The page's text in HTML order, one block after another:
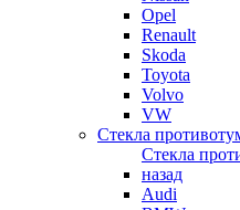
Opel
Renault
Skoda
Toyota
Volvo
VW
Стекла
Стекла
назад
Audi